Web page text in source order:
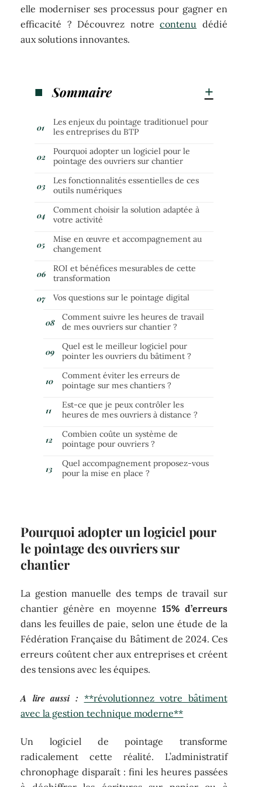
elle moderniser ses processus pour gagner en
efficacité ? Découvrez notrecontenu dédié
aux solutions innovantes.
Sommaire
Les enjeux du pointage traditionuel pour
les entreprises du BTP
Pourquoi adopter un logiciel pour le
pointage des ouvriers sur chantier
Les fonctionnalités essentielles de ces
outils numériques
Comment choisir la solution adaptée à
votre activité
Mise en œuvre et accompagnement au
changement
ROI et bénéfices mesurables de cette
transformation
Vos questions sur le pointage digital
Comment suivre les heures de travail
de mes ouvriers sur chantier ?
Quel est le meilleur logiciel pour
pointer les ouvriers du bâtiment ?
Comment éviter les erreurs de
pointage sur mes chantiers ?
Est-ce que je peux contrôler les
heures de mes ouvriers à distance ?
Combien coûte un système de
pointage pour ouvriers ?
Quel accompagnement proposez-vous
pour la mise en place ?
Pourquoi adopter un logiciel pour
le pointage des ouvriers sur
chantier
La gestion manuelle des temps de travail sur
chantier génère en moyenne 15% d’erreurs
dans les feuilles de paie, selon une étude de la
Fédération Française du Bâtiment de 2024. Ces
erreurs coûtent cher aux entreprises et créent
des tensions avec les équipes.
A lire aussi : **révolutionnez votre bâtiment
avec la gestion technique moderne**
Un logiciel de pointage transforme
radicalement cette réalité. L’administratif
chronophage disparaît : fini les heures passées